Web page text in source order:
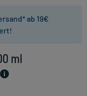
ab 19€
ml